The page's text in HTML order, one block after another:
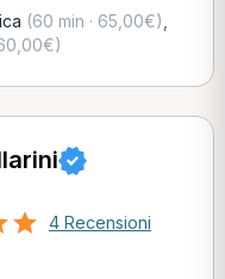
(60 min · 65,00€)
4 Recensioni